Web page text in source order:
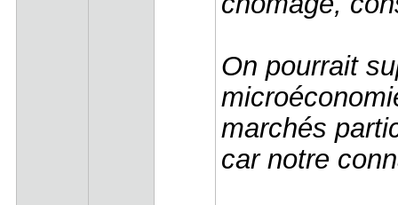
On pourrait
marchés
car notre